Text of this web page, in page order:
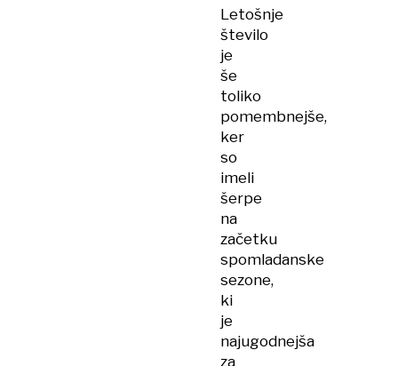
Letošnje
število
je
še
toliko
pomembnejše,
ker
so
imeli
šerpe
na
začetku
spomladanske
sezone,
ki
je
najugodnejša
za